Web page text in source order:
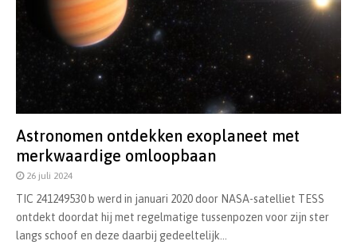
Astronomen ontdekken exoplaneet met
merkwaardige omloopbaan
26 juli 2024
TIC 241249530 b werd in januari 2020 door NASA-satelliet TESS
ontdekt doordat hij met regelmatige tussenpozen voor zijn ster
langs schoof en deze daarbij gedeeltelijk...